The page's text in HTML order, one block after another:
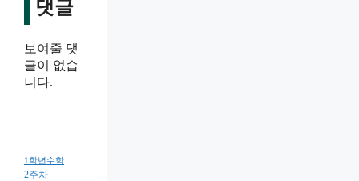
댓글
보여줄 댓
글이 없습
니다.
1학년수학
2주차